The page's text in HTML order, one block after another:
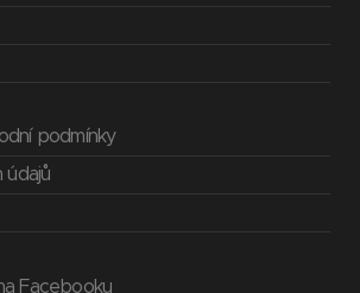
podmínky
údajů
Facebooku